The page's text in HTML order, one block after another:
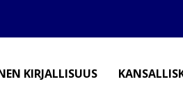
KIRJALLISUUS